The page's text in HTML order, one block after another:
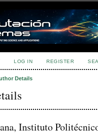
LOG IN REGISTER
Details
Instituto